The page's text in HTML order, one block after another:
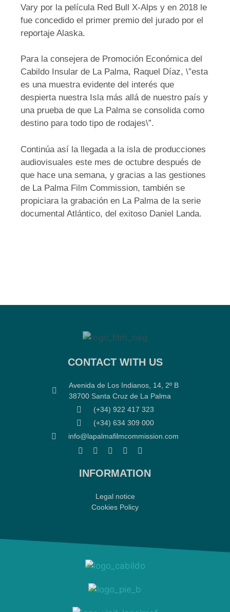
Vary por la película Red Bull X-Alps y en 2018 le
fue concedido el primer premio del jurado por el
reportaje Alaska.
Para la consejera de Promoción Económica del
Cabildo Insular de La Palma, Raquel Díaz, \”esta
es una muestra evidente del interés que
despierta nuestra Isla más allá de nuestro país y
una prueba de que La Palma se consolida como
destino para todo tipo de rodajes\”.
Continúa así la llegada a la isla de producciones
audiovisuales este mes de octubre después de
que hace una semana, y gracias a las gestiones
de La Palma Film Commission, también se
propiciara la grabación en La Palma de la serie
documental Atlántico, del exitoso Daniel Landa.
CONTACT WITH US
Avenida de Los Indianos, 14, 2º B
38700 Santa Cruz de La Palma
(+34) 922 417 323
(+34) 634 309 000
info@lapalmafilmcommission.com
INFORMATION
Legal notice
Cookies Policy